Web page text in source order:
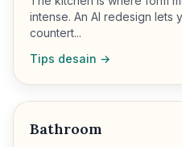
intense. An AI redesign lets
countert...
Tips desain →
Bathroom